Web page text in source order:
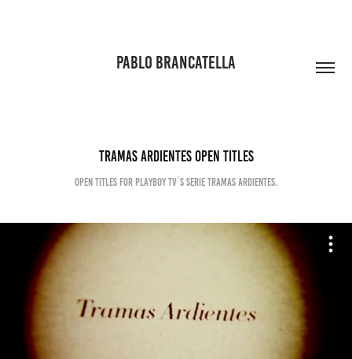
PABLO BRANCATELLA
Tramas Ardientes Open Titles
Open Titles for Playboy tv´s serie Tramas Ardientes.